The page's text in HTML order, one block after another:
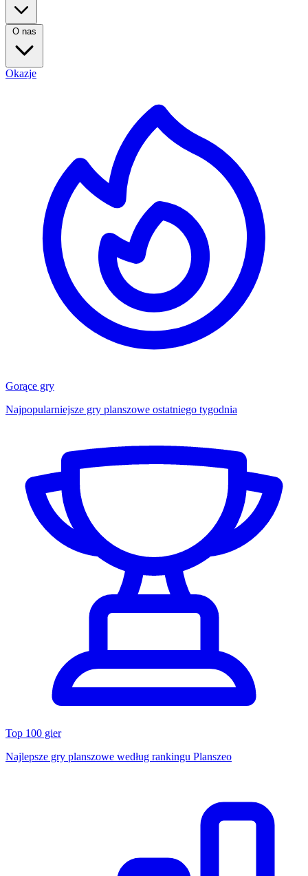
O nas
Okazje
Gorące gry
Najpopularniejsze gry planszowe ostatniego tygodnia
Top 100 gier
Najlepsze gry planszowe według rankingu Planszeo